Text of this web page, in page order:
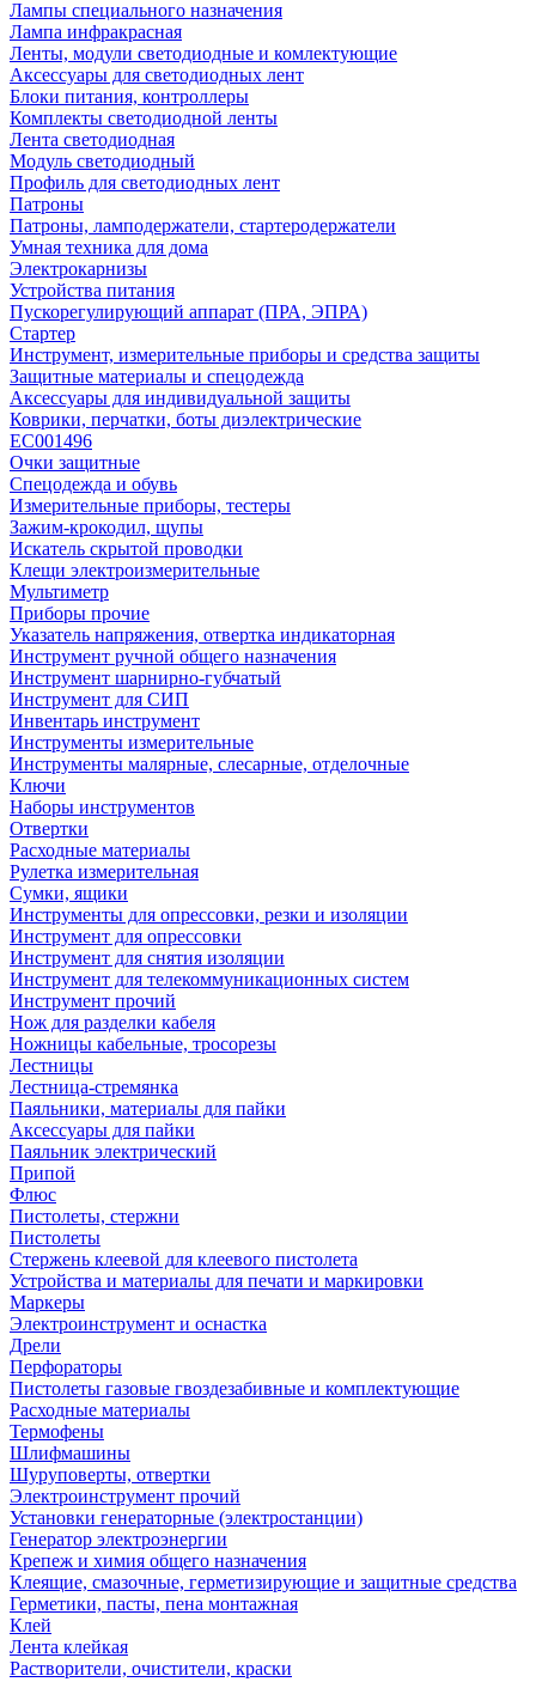
Лампы специального назначения
Лампа инфракрасная
Ленты, модули светодиодные и комлектующие
Аксессуары для светодиодных лент
Блоки питания, контроллеры
Комплекты светодиодной ленты
Лента светодиодная
Модуль светодиодный
Профиль для светодиодных лент
Патроны
Патроны, ламподержатели, стартеродержатели
Умная техника для дома
Электрокарнизы
Устройства питания
Пускорегулирующий аппарат (ПРА, ЭПРА)
Стартер
Инструмент, измерительные приборы и средства защиты
Защитные материалы и спецодежда
Аксессуары для индивидуальной защиты
Коврики, перчатки, боты диэлектрические
EC001496
Очки защитные
Спецодежда и обувь
Измерительные приборы, тестеры
Зажим-крокодил, щупы
Искатель скрытой проводки
Клещи электроизмерительные
Мультиметр
Приборы прочие
Указатель напряжения, отвертка индикаторная
Инструмент ручной общего назначения
Инструмент шарнирно-губчатый
Инструмент для СИП
Инвентарь инструмент
Инструменты измерительные
Инструменты малярные, слесарные, отделочные
Ключи
Наборы инструментов
Отвертки
Расходные материалы
Рулетка измерительная
Сумки, ящики
Инструменты для опрессовки, резки и изоляции
Инструмент для опрессовки
Инструмент для снятия изоляции
Инструмент для телекоммуникационных систем
Инструмент прочий
Нож для разделки кабеля
Ножницы кабельные, тросорезы
Лестницы
Лестница-стремянка
Паяльники, материалы для пайки
Аксессуары для пайки
Паяльник электрический
Припой
Флюс
Пистолеты, стержни
Пистолеты
Стержень клеевой для клеевого пистолета
Устройства и материалы для печати и маркировки
Маркеры
Электроинструмент и оснастка
Дрели
Перфораторы
Пистолеты газовые гвоздезабивные и комплектующие
Расходные материалы
Термофены
Шлифмашины
Шуруповерты, отвертки
Электроинструмент прочий
Установки генераторные (электростанции)
Генератор электроэнергии
Крепеж и химия общего назначения
Клеящие, смазочные, герметизирующие и защитные средства
Герметики, пасты, пена монтажная
Клей
Лента клейкая
Растворители, очистители, краски